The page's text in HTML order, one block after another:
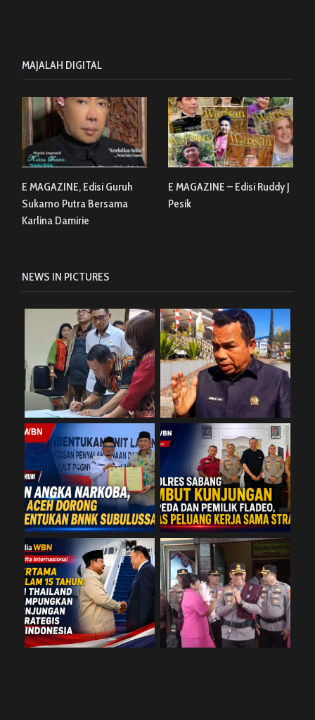
MAJALAH DIGITAL
E MAGAZINE, Edisi Guruh
Sukarno Putra Bersama
Karlina Damirie
E MAGAZINE – Edisi Ruddy J
Pesik
NEWS IN PICTURES